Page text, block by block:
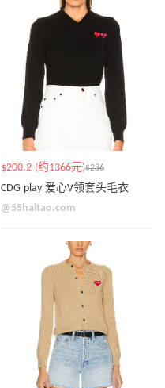
$200.2 (约1366元)$286
CDG play 爱心V领套头毛衣
@55haitao.com